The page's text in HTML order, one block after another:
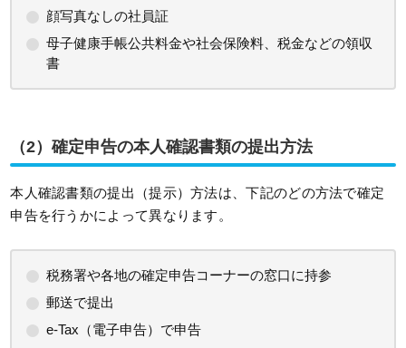
顔写真なしの社員証
母子健康手帳公共料金や社会保険料、税金などの領収
書
（2）確定申告の本人確認書類の提出方法
本人確認書類の提出（提示）方法は、下記のどの方法で確定
申告を行うかによって異なります。
税務署や各地の確定申告コーナーの窓口に持参
郵送で提出
e-Tax（電子申告）で申告